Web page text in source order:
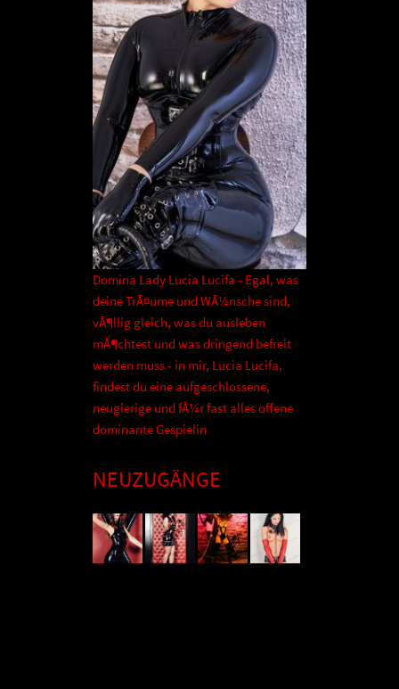
Domina Lady Lucia Lucifa - Egal, was
deine TrÃ¤ume und WÃ¼nsche sind,
vÃ¶llig gleich, was du ausleben
mÃ¶chtest und was dringend befreit
werden muss - in mir, Lucia Lucifa,
findest du eine aufgeschlossene,
neugierige und fÃ¼r fast alles offene
dominante Gespielin
NEUZUGÄNGE